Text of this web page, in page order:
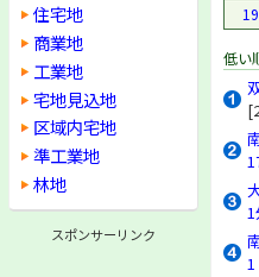
低い
1
田村郡船引町
双葉郡広野町
双葉郡楢葉町
双葉郡富岡町
双葉郡川内村
双葉郡大熊町
双葉郡双葉町
双葉郡浪江町
双葉郡葛尾村
相馬郡新地町
住宅地
商業地
工業地
宅地見込地
区域内宅地
準工業地
林地
スポンサーリンク